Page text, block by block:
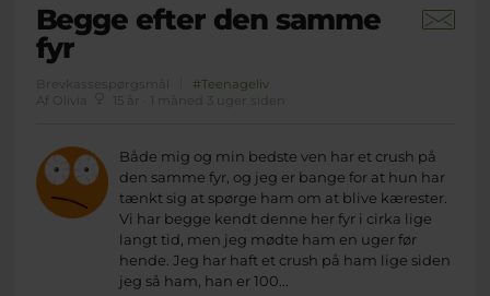
Begge efter den samme
fyr
Brevkassespørgsmål
#Teenageliv
Af Olivia
15 år · 1 måned 3 uger siden
Både mig og min bedste ven har et crush på
den samme fyr, og jeg er bange for at hun har
tænkt sig at spørge ham om at blive kærester.
Vi har begge kendt denne her fyr i cirka lige
langt tid, men jeg mødte ham en uger før
hende. Jeg har haft et crush på ham lige siden
jeg så ham, han er 100...